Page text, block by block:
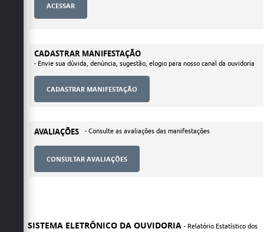
CADASTRAR MANIFESTAÇÃO
- Envie sua dúvida, denúncia, sugestão, elogio para nosso canal da ouvidoria
AVALIAÇÕES - Consulte as avaliações das manifestações
CONSULTAR AVALIAÇÕES
SISTEMA ELETRÔNICO DA OUVIDORIA - Relatório Estatístico dos